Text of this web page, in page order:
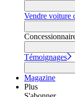
Vendre voiture
Témoignages
Magazine
Plus